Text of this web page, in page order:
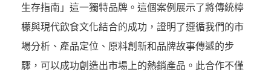
生存指南」這一獨特品牌。這個案例展示了將傳統檸
檬與現代飲食文化結合的成功，證明了遵循我們的市
場分析、產品定位、原料創新和品牌故事傳遞的步
驟，可以成功創造出市場上的熱銷產品。此合作不僅